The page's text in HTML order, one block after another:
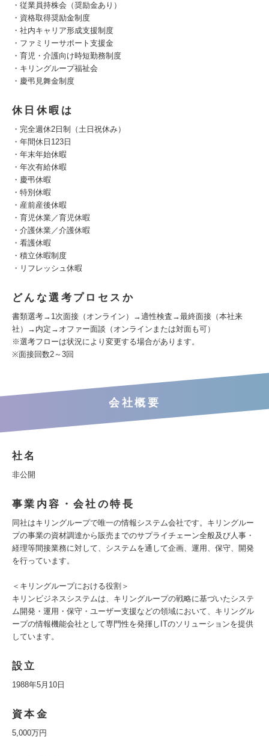
・従業員持株会（奨励金あり）
・資格取得奨励金制度
・社内キャリア形成支援制度
・ファミリーサポート支援金
・育児・介護向け時短勤務制度
・キリングループ福祉会
・慶弔見舞金制度
休日休暇は
・完全週休2日制（土日祝休み）
・年間休日123日
・年末年始休暇
・年次有給休暇
・慶弔休暇
・特別休暇
・産前産後休暇
・育児休業／育児休暇
・介護休業／介護休暇
・看護休暇
・積立休暇制度
・リフレッシュ休暇
どんな選考プロセスか
書類選考→1次面接（オンライン）→適性検査→最終面接（本社来
社）→内定→オファー面談（オンラインまたは対面も可）
※選考フローは状況により変更する場合があります。
※面接回数2～3回
会社概要
社名
非公開
事業内容・会社の特長
同社はキリングループで唯一の情報システム会社です。キリングルー
プの事業の資材調達から販売までのサプライチェーン全般及び人事・
経理等間接業務に対して、システムを通して企画、運用、保守、開発
を行っています。
＜キリングループにおける役割＞
キリンビジネスシステムは、キリングループの戦略に基づいたシステ
ム開発・運用・保守・ユーザー支援などの領域において、キリングル
ープの情報機能会社として専門性を発揮しITのソリューションを提供
しています。
設立
1988年5月10日
資本金
5,000万円